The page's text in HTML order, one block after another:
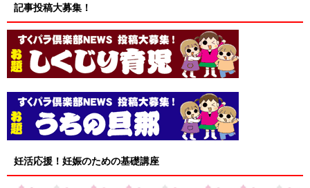
記事投稿大募集！
妊活応援！妊娠のための基礎講座